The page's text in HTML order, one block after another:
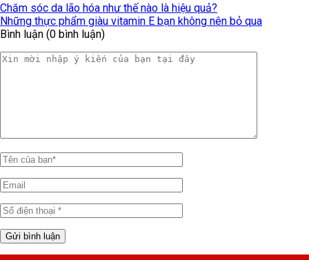
Chăm sóc da lão hóa như thế nào là hiệu quả?
Những thực phẩm giàu vitamin E bạn không nên bỏ qua
Bình luận (0 bình luận)